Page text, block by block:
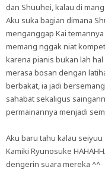
dan Shuuhei, kalau di
Aku suka bagian dimana
menganggap Kai
memang nggak niat
karena pianis bukan lah
merasa bosan dengan
berbakat, ia jadi
sahabat sekaligus
permainannya menjadi
Aku baru tahu kalau
Kamiki Ryunosuke
dengerin suara mereka ^^